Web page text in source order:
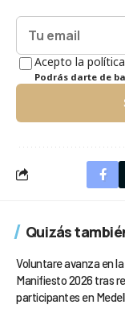
Acepto la
Podrás darte de
Quizás
Voluntare avanza en
Manifiesto 2026 tras
participantes en